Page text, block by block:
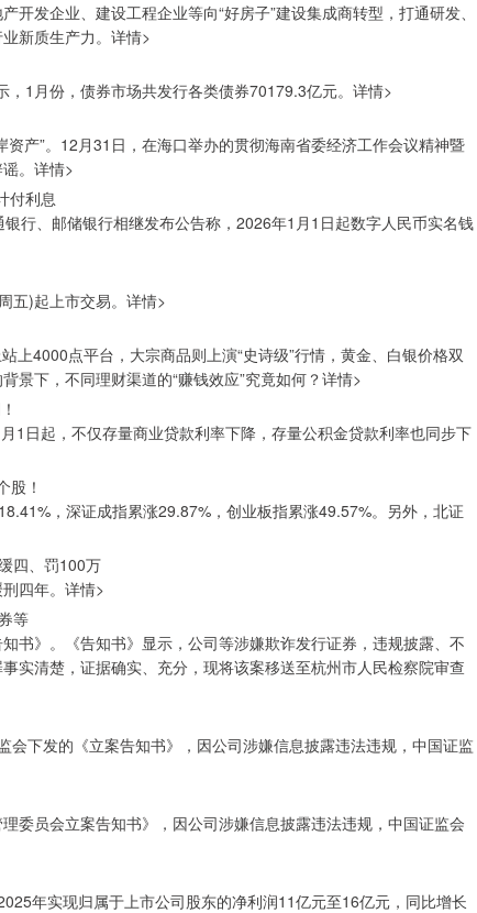
发企业、建设工程企业等向“好房子”建设集成商转型，打通研发、
新质生产力。详情>
1月份，债券市场共发行各类债券70179.3亿元。详情>
产”。12月31日，在海口举办的贯彻海南省委经济工作会议精神暨
。详情>
付利息
行、邮储银行相继发布公告称，2026年1月1日起数字人民币实名钱
五)起上市交易。详情>
上4000点平台，大宗商品则上演“史诗级”行情，黄金、白银价格双
景下，不同理财渠道的“赚钱效应”究竟如何？详情>
1日起，不仅存量商业贷款利率下降，存量公积金贷款利率也同步下
股！
，深证成指累涨29.87%，创业板指累涨49.57%。另外，北证
四、罚100万
四年。详情>
等
书》。《告知书》显示，公司等涉嫌欺诈发行证券，违规披露、不
实清楚，证据确实、充分，现将该案移送至杭州市人民检察院审查
下发的《立案告知书》，因公司涉嫌信息披露违法违规，中国证监
委员会立案告知书》，因公司涉嫌信息披露违法违规，中国证监会
年实现归属于上市公司股东的净利润11亿元至16亿元，同比增长